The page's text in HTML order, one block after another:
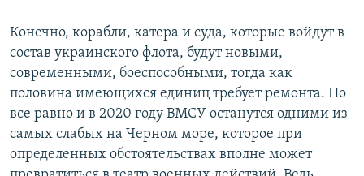
Конечно, корабли, катера и суда, которые войдут в
состав украинского флота, будут новыми,
современными, боеспособными, тогда как
половина имеющихся единиц требует ремонта. Но
все равно и в 2020 году ВМСУ останутся одними из
самых слабых на Черном море, которое при
определенных обстоятельствах вполне может